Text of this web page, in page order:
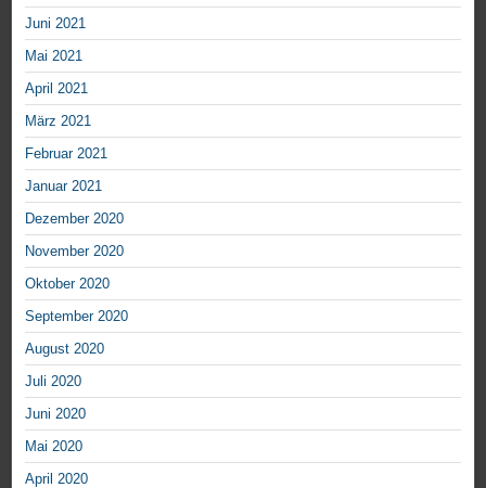
Juni 2021
Mai 2021
April 2021
März 2021
Februar 2021
Januar 2021
Dezember 2020
November 2020
Oktober 2020
September 2020
August 2020
Juli 2020
Juni 2020
Mai 2020
April 2020